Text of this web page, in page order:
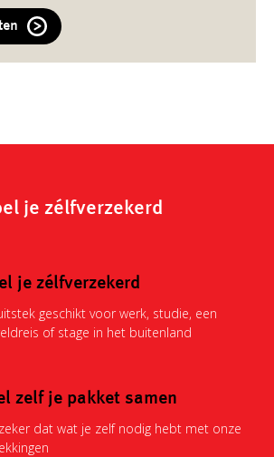
je zélfverzekerd
je zélfverzekerd
geschikt voor werk, studie, een
of stage in het buitenland
zelf je pakket samen
dat wat je zelf nodig hebt met onze